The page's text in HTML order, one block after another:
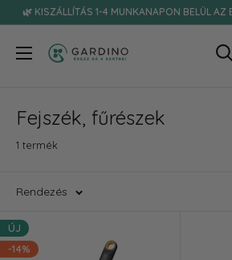
Tovább🌿 KISZÁLLÍTÁS 1-4 MUNKANAPON BELÜL AZ
Gardino
Fejszék, fűrészek
1 termék
Rendezés
ÚJ
-14%